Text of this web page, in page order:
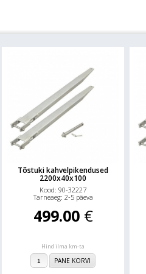
Tõstuki kahvelpikendused
2200x40x100
Kood: 90-32227
Tarneaeg: 2-5 päeva
499.00 €
Hind ilma km-ta
PANE KORVI